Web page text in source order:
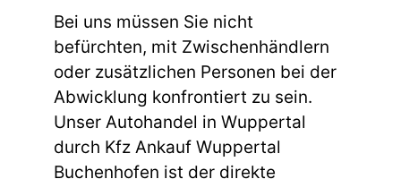
Bei uns müssen Sie nicht
befürchten, mit Zwischenhändlern
oder zusätzlichen Personen bei der
Abwicklung konfrontiert zu sein.
Unser Autohandel in Wuppertal
durch Kfz Ankauf Wuppertal
Buchenhofen ist der direkte